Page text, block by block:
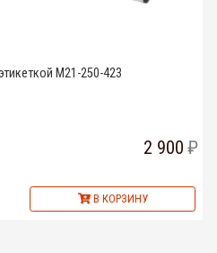
M21-250-423
2 900
В КОРЗИНУ